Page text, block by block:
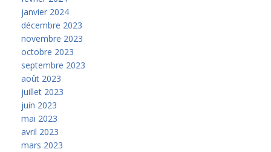
janvier 2024
décembre 2023
novembre 2023
octobre 2023
septembre 2023
août 2023
juillet 2023
juin 2023
mai 2023
avril 2023
mars 2023